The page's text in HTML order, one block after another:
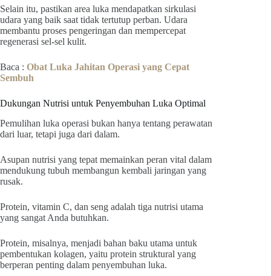
Selain itu, pastikan area luka mendapatkan sirkulasi
udara yang baik saat tidak tertutup perban. Udara
membantu proses pengeringan dan mempercepat
regenerasi sel-sel kulit.
Baca : Obat Luka Jahitan Operasi yang Cepat
Sembuh
Dukungan Nutrisi untuk Penyembuhan Luka Optimal
Pemulihan luka operasi bukan hanya tentang perawatan
dari luar, tetapi juga dari dalam.
Asupan nutrisi yang tepat memainkan peran vital dalam
mendukung tubuh membangun kembali jaringan yang
rusak.
Protein, vitamin C, dan seng adalah tiga nutrisi utama
yang sangat Anda butuhkan.
Protein, misalnya, menjadi bahan baku utama untuk
pembentukan kolagen, yaitu protein struktural yang
berperan penting dalam penyembuhan luka.